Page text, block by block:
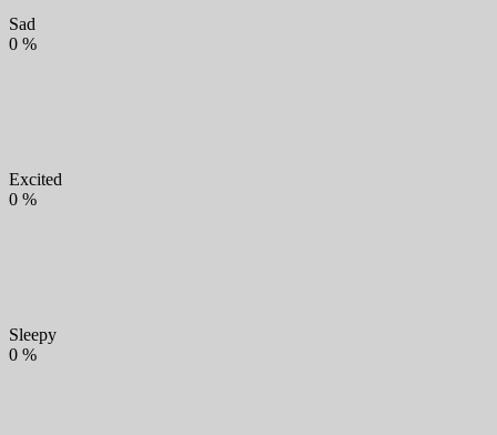
Sad
0 %
Excited
0 %
Sleepy
0 %